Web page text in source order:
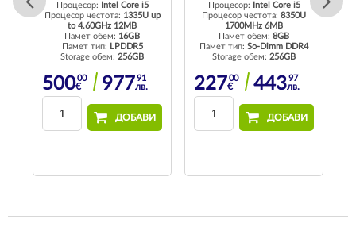
Процесор:
Intel Core i5
Процесор честота: 1335U up
to 4.60GHz 12MB
Памет обем: 16GB
Памет тип: LPDDR5
Storage обем: 256GB
50000
€ 97791
лв.
ДОБАВИ
Процесор:
Intel Core i5
Процесор честота: 8350U
1700MHz 6MB
Памет обем: 8GB
Памет тип: So-Dimm DDR4
Storage обем: 256GB
22700
€ 44397
лв.
ДОБАВИ